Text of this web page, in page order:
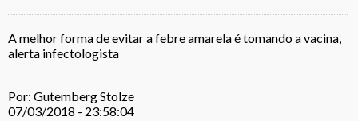
A melhor forma de evitar a febre amarela é tomando a vacina,
alerta infectologista
Por: Gutemberg Stolze
07/03/2018 - 23:58:04